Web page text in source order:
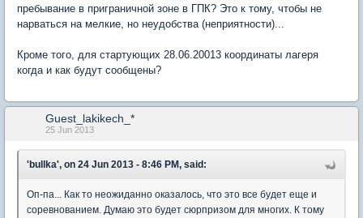
пребывание в приграничной зоне в ГПК? Это к тому, чтобы не
нарваться на мелкие, но неудобства (неприятности)...
Кроме того, для стартующих 28.06.20013 координаты лагеря
когда и как будут сообщены?
Guest_lakikech_*
25 Jun 2013
'bullka', on 24 Jun 2013 - 8:46 PM, said:
Оп-па... Как то неожиданно оказалось, что это все будет еще и
соревнованием. Думаю это будет сюрпризом для многих. К тому